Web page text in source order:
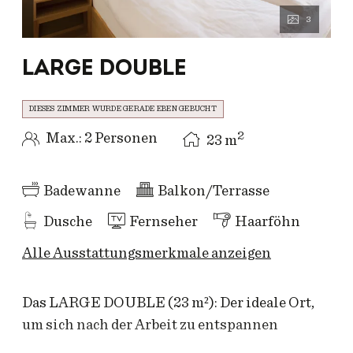
3
LARGE DOUBLE
DIESES ZIMMER WURDE GERADE EBEN GEBUCHT
Max.: 2 Personen 23 m2
Badewanne Balkon/Terrasse
Dusche Fernseher Haarföhn
Alle Ausstattungsmerkmale anzeigen
Das LARGE DOUBLE (23 m²): Der ideale Ort,
um sich nach der Arbeit zu entspannen